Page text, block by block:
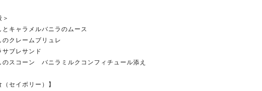
＞
とキャラメルバニラのムース
のクレームブリュレ
サブレサンド
のスコーン バニラミルクコンフィチュール添え
（セイボリー）】